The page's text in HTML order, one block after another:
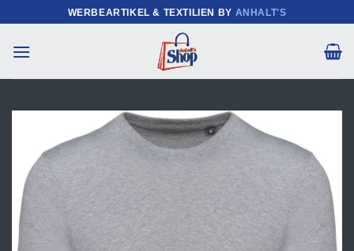
Inhalt
springen
WERBEARTIKEL & TEXTILIEN BY ANHALT'S